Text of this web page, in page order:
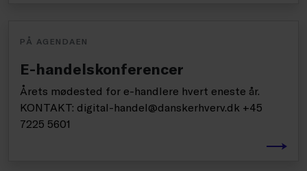
PÅ AGENDAEN
E-handelskonferencer
Årets mødested for e-handlere hvert eneste år.
KONTAKT: digital-handel@danskerhverv.dk +45
7225 5601